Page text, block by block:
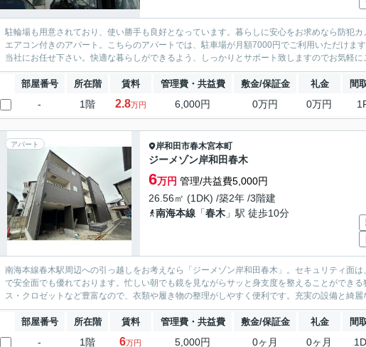
駐輪場も用意されており、使い勝手も良好となっています。暮らしに安心をお求めなら防犯
エアコン付きのアパート。こちらのアパートでは、駐車場が月額7000円でご利用いただけま
当社にお任せ下さい。快適な暮らしができるよう、しっかりとサポート致しますのでお気軽に
部屋番号 所在階 賃料 管理費・共益費 敷金/保証金 礼金 間
- 1階 2.8万円 6,000円 0万円 0万円
アパート 岸和田市春木宮本町
ジーメゾン岸和田春木
6万円 管理/共益費5,000円
26.56㎡ (1DK) /築2年 /3階建
南海本線 「春木 」駅 徒歩10分
南海本線春木駅周辺への引っ越しをお考えなら「ジーメゾン岸和田春木」。セキュリティ面
で安全面でも優れております。忙しい朝でも鏡を見ながらサッと身支度を整えることができ
ス・クロゼットなど豊富なので、衣類や履き物の整理がしやすく便利です。充実の設備と綺
部屋番号 所在階 賃料 管理費・共益費 敷金/保証金 礼金 間
- 1階 6万円 5,000円 0ヶ月 0ヶ月